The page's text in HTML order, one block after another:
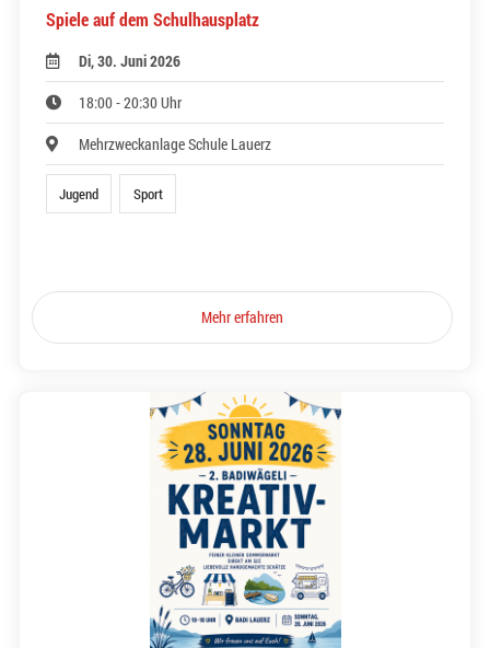
Spiele auf dem Schulhausplatz
Di, 30. Juni 2026
18:00 - 20:30 Uhr
Mehrzweckanlage Schule Lauerz
Jugend Sport
Mehr erfahren